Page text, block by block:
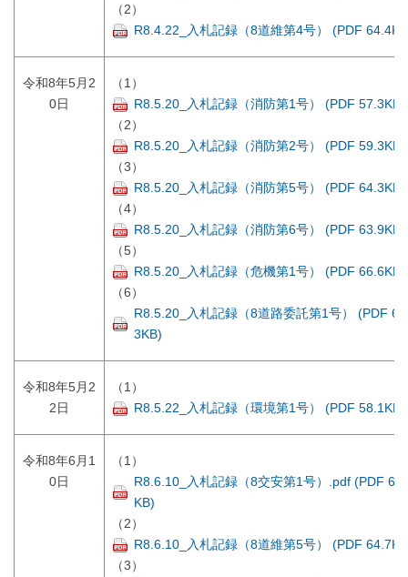
（2）
R8.4.22_入札記録（8道維第4号） (PDF
令和8年5月2
0日
（1）
R8.5.20_入札記録（消防第1号） (PDF 57.3KB)
（2）
R8.5.20_入札記録（消防第2号） (PDF 59.3KB)
（3）
R8.5.20_入札記録（消防第5号） (PDF 64.3KB)
（4）
R8.5.20_入札記録（消防第6号） (PDF 63.9KB)
（5）
R8.5.20_入札記録（危機第1号） (PDF 66.6KB)
（6）
R8.5.20_入札記録（8道路委託第1号） (PDF
3KB)
令和8年5月2
2日
（1）
R8.5.22_入札記録（環境第1号） (PDF 58.1KB)
令和8年6月1
0日
（1）
R8.6.10_入札記録（8交安第1号）.pdf (PDF
KB)
（2）
R8.6.10_入札記録（8道維第5号） (PDF
（3）